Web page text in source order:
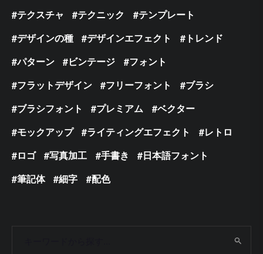
テクスチャ
テクニック
テンプレート
デザインの種
デザインエフェクト
トレンド
パターン
ビンテージ
フォント
フラットデザイン
フリーフォント
ブラシ
ブラシフォント
プレミアム
ベクター
モックアップ
ライティングエフェクト
レトロ
ロゴ
写真加工 手書き
日本語フォント
筆記体
細字 配色